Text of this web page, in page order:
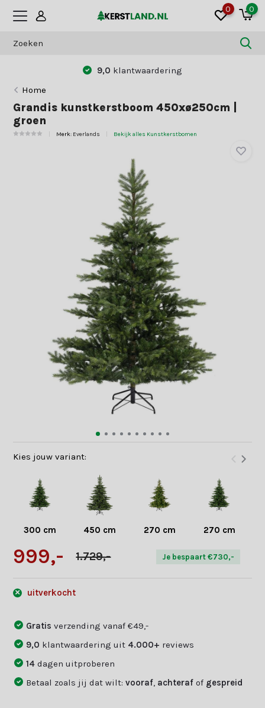
0 0
9,0 klantwaardering
Home
Grandis kunstkerstboom 450xø250cm |
groen
Merk: Everlands Bekijk alles Kunstkerstbomen
Kies jouw variant:
300 cm 450 cm 270 cm 270 cm
999,- 1.729,- Je bespaart €730,-
uitverkocht
Gratisverzending vanaf €49,-
9,0 klantwaardering uit 4.000+ reviews
14dagen uitproberen
Betaal zoals jij dat wilt:vooraf achteraf of gespreid